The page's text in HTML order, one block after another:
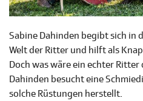
Sabine Dahinden begibt sich in
Welt der Ritter und hilft als
Doch was wäre ein echter
Dahinden besucht eine
solche Rüstungen herstellt.